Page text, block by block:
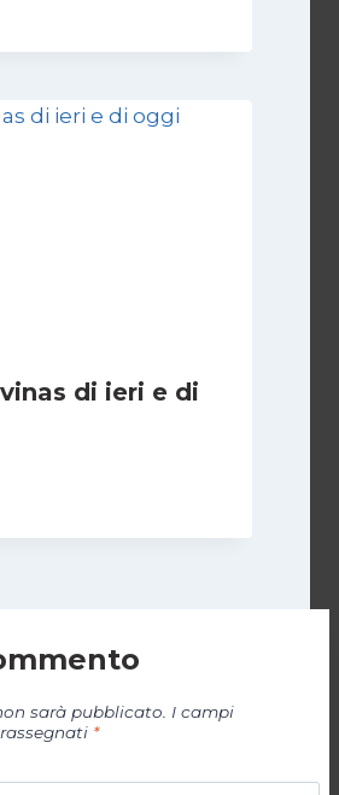
di ieri e di
sarà pubblicato. I campi
*